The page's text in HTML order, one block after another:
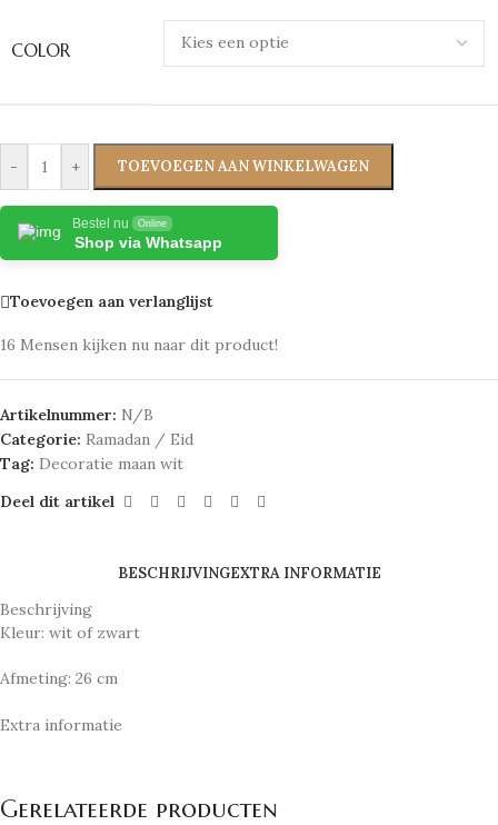
COLOR
- + TOEVOEGEN AAN WINKELWAGEN
Bestel nu Online
Shop via Whatsapp
Toevoegen aan verlanglijst
16 Mensen kijken nu naar dit product!
Artikelnummer: N/B
Categorie: Ramadan / Eid
Tag: Decoratie maan wit
Deel dit artikel
BESCHRIJVINGEXTRA INFORMATIE
Beschrijving
Kleur: wit of zwart
Afmeting: 26 cm
Extra informatie
Gerelateerde producten